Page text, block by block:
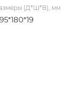
(Д*Ш*В), мм